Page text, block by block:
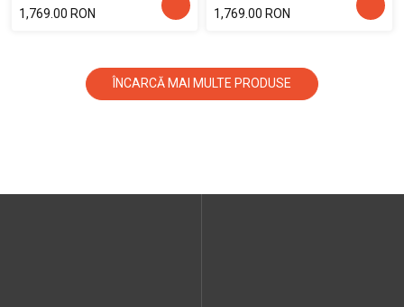
1,769.00 RON
1,769.00 RON
ÎNCARCĂ MAI MULTE PRODUSE